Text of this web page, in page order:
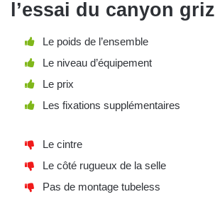
l’essai du canyon grizl
Le poids de l’ensemble
Le niveau d’équipement
Le prix
Les fixations supplémentaires
Le cintre
Le côté rugueux de la selle
Pas de montage tubeless